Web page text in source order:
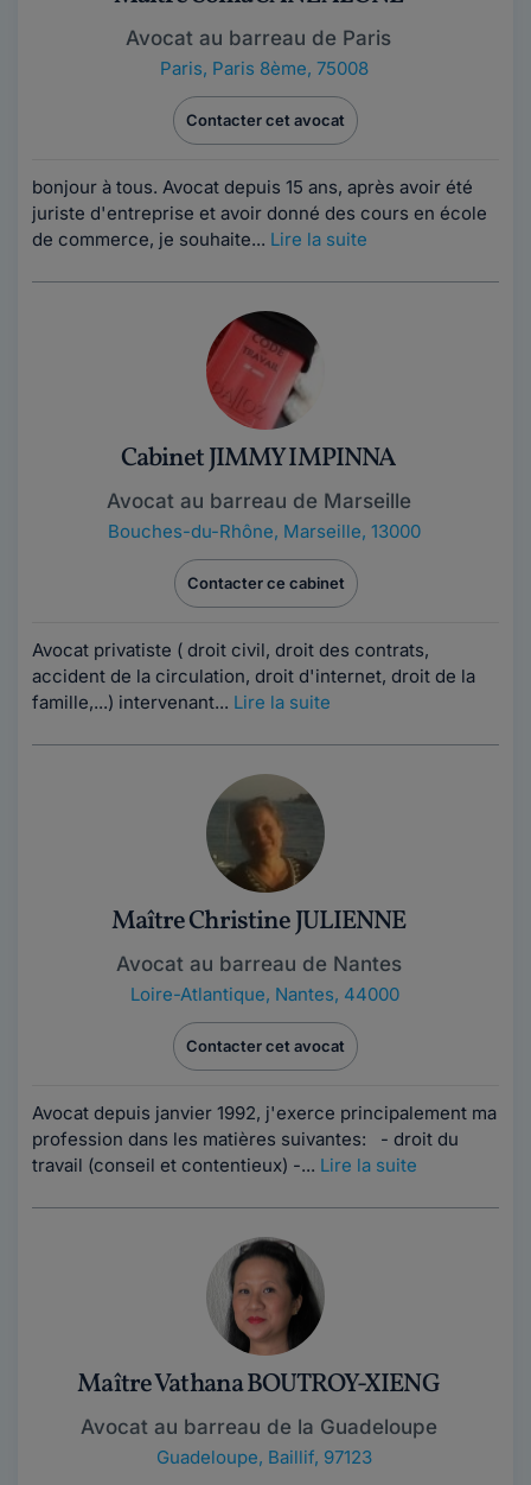
Avocat au barreau de Paris
Paris, Paris 8ème, 75008
Contacter cet avocat
bonjour à tous. Avocat depuis 15 ans, après avoir été
juriste d'entreprise et avoir donné des cours en école
de commerce, je souhaite... Lire la suite
Cabinet JIMMY IMPINNA
Avocat au barreau de Marseille
Bouches-du-Rhône, Marseille, 13000
Contacter ce cabinet
Avocat privatiste ( droit civil, droit des contrats,
accident de la circulation, droit d'internet, droit de la
famille,...) intervenant... Lire la suite
Maître Christine JULIENNE
Avocat au barreau de Nantes
Loire-Atlantique, Nantes, 44000
Contacter cet avocat
Avocat depuis janvier 1992, j'exerce principalement ma
profession dans les matières suivantes: - droit du
travail (conseil et contentieux) -... Lire la suite
Maître Vathana BOUTROY-XIENG
Avocat au barreau de la Guadeloupe
Guadeloupe, Baillif, 97123